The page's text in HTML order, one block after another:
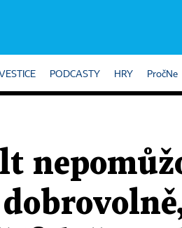
PODCASTY HRY PročNe